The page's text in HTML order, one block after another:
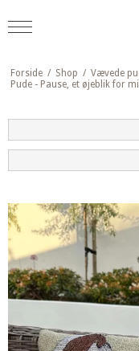
Forside / Shop / Vævede
Pude - Pause, et øjeblik for